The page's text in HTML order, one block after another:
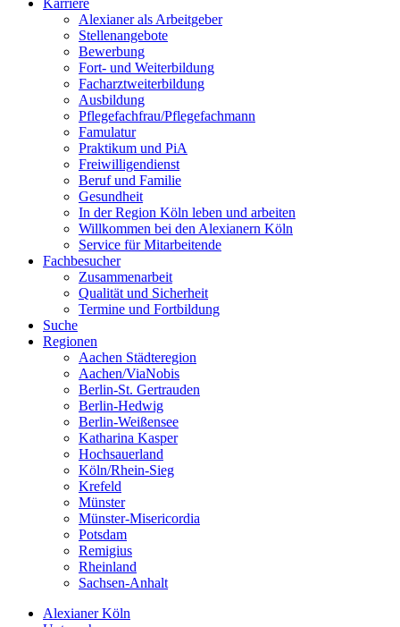
Karriere
Alexianer als Arbeitgeber
Stellenangebote
Bewerbung
Fort- und Weiterbildung
Facharztweiterbildung
Ausbildung
Pflegefachfrau/Pflegefachmann
Famulatur
Praktikum und PiA
Freiwilligendienst
Beruf und Familie
Gesundheit
In der Region Köln leben und arbeiten
Willkommen bei den Alexianern Köln
Service für Mitarbeitende
Fachbesucher
Zusammenarbeit
Qualität und Sicherheit
Termine und Fortbildung
Suche
Regionen
Aachen Städteregion
Aachen/ViaNobis
Berlin-St. Gertrauden
Berlin-Hedwig
Berlin-Weißensee
Katharina Kasper
Hochsauerland
Köln/Rhein-Sieg
Krefeld
Münster
Münster-Misericordia
Potsdam
Remigius
Rheinland
Sachsen-Anhalt
Alexianer Köln